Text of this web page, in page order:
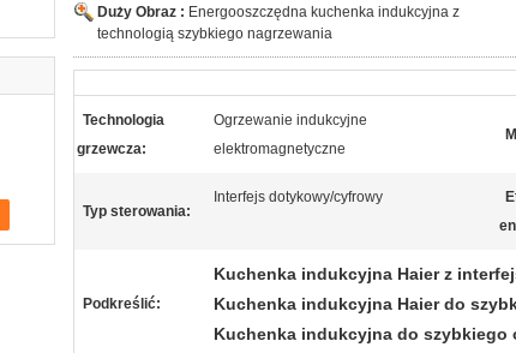
Duży Obraz : Energooszczędna kuchenka indukcyjna z
technologią szybkiego nagrzewania
Technologia
grzewcza:
Ogrzewanie indukcyjne
elektromagnetyczne
Typ sterowania:
Interfejs dotykowy/cyfrowy
Podkreślić:
Kuchenka indukcyjna Haier z
Kuchenka indukcyjna Haier do
Kuchenka indukcyjna do szybkiego